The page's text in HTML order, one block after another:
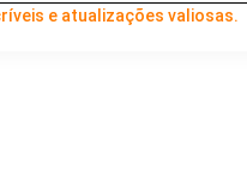
e atualizações valiosas.